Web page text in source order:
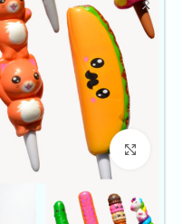
بزرگنمایی تصویر